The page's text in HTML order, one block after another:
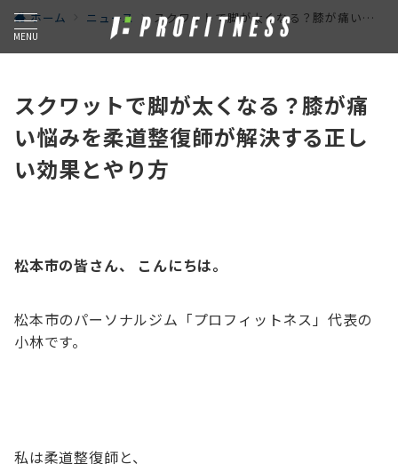
MENU
ホーム ニュース スクワットで脚が太くなる？膝が痛い悩みを柔道整復師が解決する正しい効果とやり方
スクワットで脚が太くなる？膝が痛
い悩みを柔道整復師が解決する正し
い効果とやり方
松本市の皆さん、 こんにちは。
松本市のパーソナルジム「プロフィットネス」代表の
小林です。
私は柔道整復師と、